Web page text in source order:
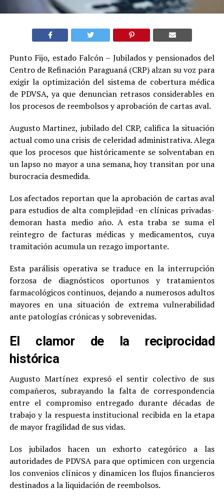
Punto Fijo, estado Falcón – Jubilados y pensionados del
Centro de Refinación Paraguaná (CRP) alzan su voz para
exigir la optimización del sistema de cobertura médica
de PDVSA, ya que denuncian retrasos considerables en
los procesos de reembolsos y aprobación de cartas aval.
Augusto Martinez, jubilado del CRP, califica la situación
actual como una crisis de celeridad administrativa. Alega
que los procesos que históricamente se solventaban en
un lapso no mayor a una semana, hoy transitan por una
burocracia desmedida.
Los afectados reportan que la aprobación de cartas aval
para estudios de alta complejidad -en clínicas privadas-
demoran hasta medio año. A esta traba se suma el
reintegro de facturas médicas y medicamentos, cuya
tramitación acumula un rezago importante.
Esta parálisis operativa se traduce en la interrupción
forzosa de diagnósticos oportunos y tratamientos
farmacológicos continuos, dejando a numerosos adultos
mayores en una situación de extrema vulnerabilidad
ante patologías crónicas y sobrevenidas.
El clamor de la reciprocidad
histórica
Augusto Martínez expresó el sentir colectivo de sus
compañeros, subrayando la falta de correspondencia
entre el compromiso entregado durante décadas de
trabajo y la respuesta institucional recibida en la etapa
de mayor fragilidad de sus vidas.
Los jubilados hacen un exhorto categórico a las
autoridades de PDVSA para que optimicen con urgencia
los convenios clínicos y dinamicen los flujos financieros
destinados a la liquidación de reembolsos.